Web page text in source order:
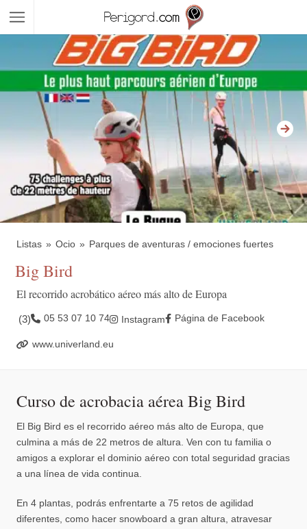
Listas Ocio Parques de aventuras / emociones fuertes
Big Bird
El recorrido acrobático aéreo más alto de Europa
(3) 05 53 07 10 74 Instagram Página de Facebook
www.univerland.eu
Curso de acrobacia aérea Big Bird
El Big Bird es el recorrido aéreo más alto de Europa, que
culmina a más de 22 metros de altura. Ven con tu familia o
amigos a explorar el dominio aéreo con total seguridad gracias
a una línea de vida continua.
En 4 plantas, podrás enfrentarte a 75 retos de agilidad
diferentes, como hacer snowboard a gran altura, atravesar